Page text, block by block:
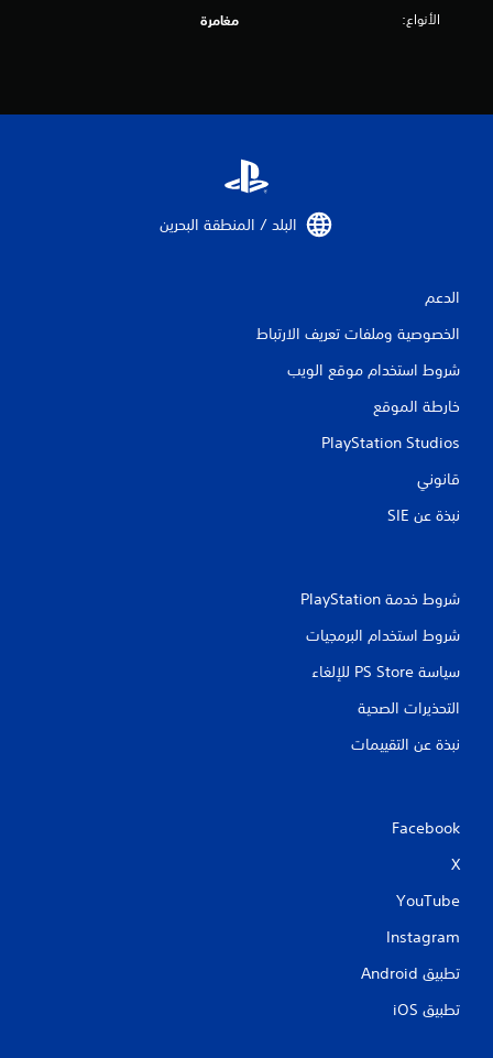
ت
الأنواع: مغامرة
البلد / المنطقة البحرين‏
الدعم
الخصوصية وملفات تعريف الارتباط
شروط استخدام موقع الويب
خارطة الموقع
PlayStation Studios
قانوني
نبذة عن SIE‏
شروط خدمة PlayStation‏
شروط استخدام البرمجيات
سياسة PS Store للإلغاء
التحذيرات الصحية
نبذة عن التقييمات
Facebook
X
YouTube
Instagram
تطبيق Android‏
تطبيق iOS‏